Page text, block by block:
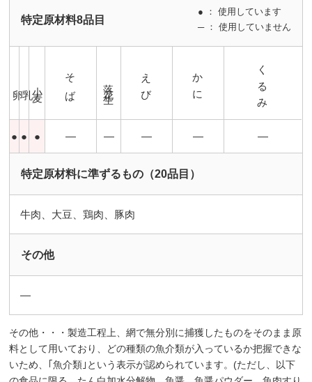
特定原材料8品目
● ： 使用しています
─ ： 使用していません
そば 落花生 えび かに くるみ
● ● ● ― ― ― ― ―
特定原材料に準ずるもの（20品目）
牛肉、大豆、鶏肉、豚肉
その他
―
その他・・・製造工程上、網で無分別に捕獲したものをそのまま原
料として用いており、どの種類の魚介類が入っているか把握できな
いため、｢魚介類｣という表示が認められています。(ただし、以下